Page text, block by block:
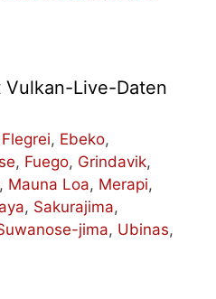
Live-Daten
, Ebeko,
, Fuego, Grindavik,
, Mauna Loa, Merapi,
, Sakurajima,
jima, Ubinas,